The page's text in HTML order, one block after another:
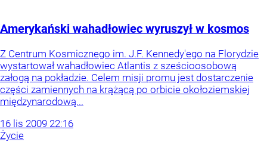
Amerykański wahadłowiec wyruszył w kosmos
Z Centrum Kosmicznego im. J.F. Kennedy'ego na Florydzie
wystartował wahadłowiec Atlantis z sześcioosobową
załogą na pokładzie. Celem misji promu jest dostarczenie
części zamiennych na krążącą po orbicie okołoziemskiej
międzynarodową...
16 lis 2009 22:16
Życie